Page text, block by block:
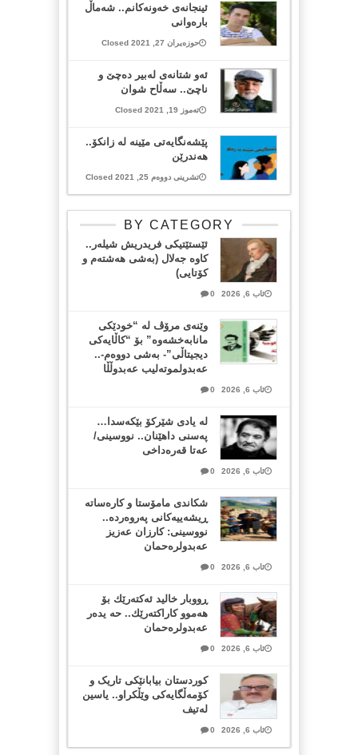
ئینجانەی خەونەکانم.. شەماڵ
بارەوانی
حوزەیران 27, 2021 Closed
ئه‌و شتانه‌ی له‌بیر ده‌چێ‌ و
ناچێ‌.. سه‌ڵاح شوان
تەموز 19, 2021 Closed
پێشەنگایەتی مێینە لە زانکۆ..
ھەندرێن
تشرینی دووەم 25, 2021 Closed
BY CATEGORY
ئێستێتیکی فریدریش شیلەر..
کاوە جەلال (بەشی هەشتەم و
کۆتایی)
ئاب 6, 2026 0
وێنەی مرۆڤ لە “خودێکی
مانابەخشەوە” بۆ “کاڵایەکی
دیجیتاڵی”- بەشی دووەم-..
عەبدولموتەلیب عەبدوڵڵا
ئاب 6, 2026 0
لە یادی شێرکۆ بێکەسدا…
پەسنی داهێنان.. نووسینی/
عەتا قەرەداخی
ئاب 6, 2026 0
شکاندی مامۆستا و کارەساتە
ڕیشەییەکانی پەروەردە..
نووسینی: کارزان عەزیز
عەبدولرەحمان
ئاب 6, 2026 0
ڕووبار خالید ئەكتەرێك بۆ
هەموو كاراكتەرێك.. حه یدەر
عەبدولرەحمان
ئاب 6, 2026 0
کوردستان بیابانێکی تاریک و
کۆمەڵگایەکی وێڵکراو.. یاسین
لەتیف
ئاب 6, 2026 0